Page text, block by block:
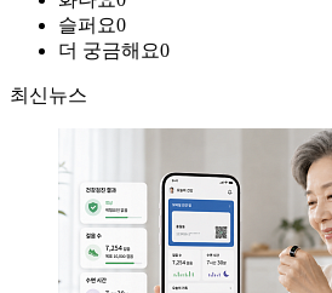
슬퍼요0
더 궁금해요0
최신뉴스